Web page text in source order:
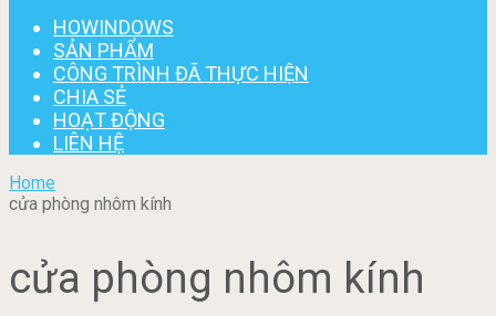
HOWINDOWS
SẢN PHẨM
CÔNG TRÌNH ĐÃ THỰC HIỆN
CHIA SẺ
HOẠT ĐỘNG
LIÊN HỆ
Home
cửa phòng nhôm kính
cửa phòng nhôm kính